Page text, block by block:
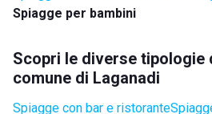
Spiagge per bambini
Scopri le diverse tipologie
comune di Laganadi
Spiagge con bar e ristorante